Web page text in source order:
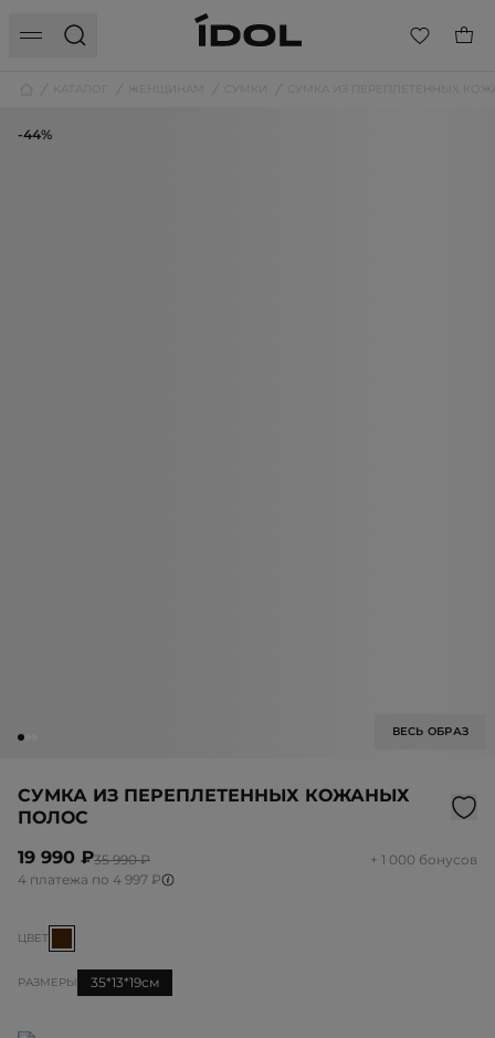
-44%
ВЕСЬ ОБРАЗ
СУМКА ИЗ ПЕРЕПЛЕТЕННЫХ КОЖАНЫХ
ПОЛОС
19 990 ₽35 990 ₽
+ 1 000 бонусов
4 платежа по 4 997 ₽
ЦВЕТ
РАЗМЕРЫ 35*13*19см